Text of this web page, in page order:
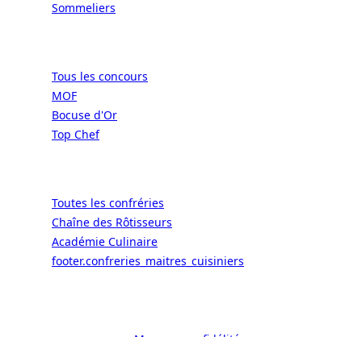
Sommeliers
Tous les concours
MOF
Bocuse d'Or
Top Chef
Toutes les confréries
Chaîne des Rôtisseurs
Académie Culinaire
footer.confreries_maitres_cuisiniers